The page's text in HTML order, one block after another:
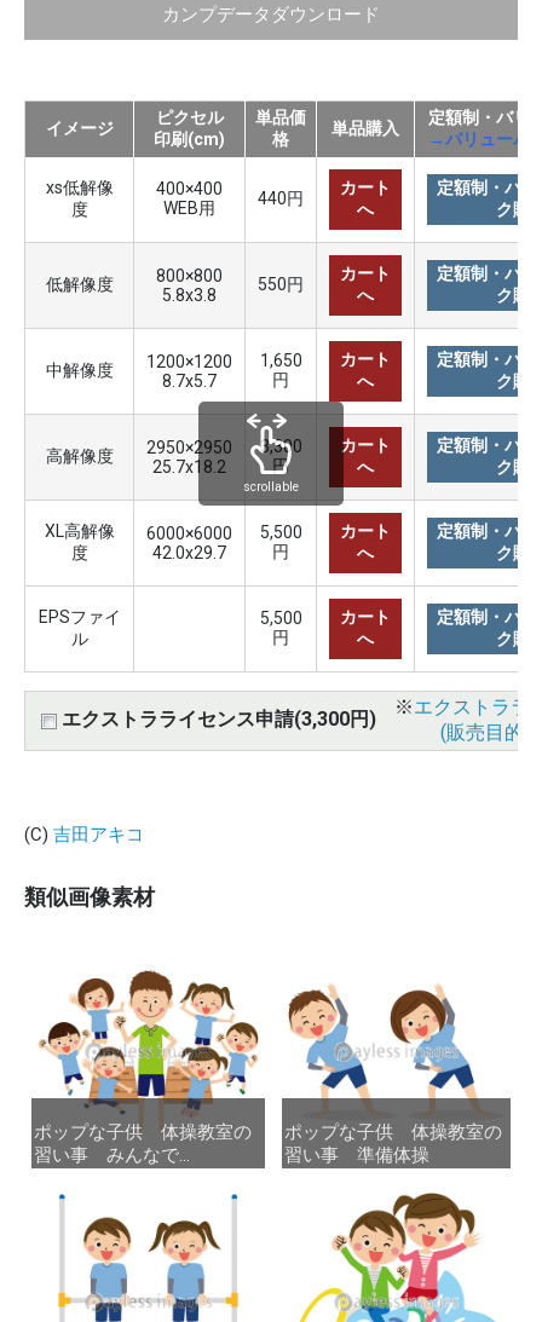
カンプデータダウンロード
イメージ
ピクセル
印刷(cm)
単品価
格
単品購入
定額制・バリ
→バリューパ
xs低解像
度
400×400
WEB用
440円
カート
へ
定額制・バ
ク購
低解像度
800×800
5.8x3.8
550円
カート
へ
定額制・バ
ク購
中解像度
1200×1200
8.7x5.7
1,650
円
カート
へ
定額制・バ
ク購
高解像度
2950×2950
25.7x18.2
3,300
円
カート
へ
定額制・バ
ク購
XL高解像
度
6000×6000
42.0x29.7
5,500
円
カート
へ
定額制・バ
ク購
EPSファイ
ル
5,500
円
カート
へ
定額制・バ
ク購
エクストラライセンス申請(3,300円)
※エクストララ
(販売目的
scrollable
(C) 吉田アキコ
類似画像素材
ポップな子供 体操教室の
習い事 みんなで...
ポップな子供 体操教室の
習い事 みんなで...
ポップな子供 体操教室の
習い事 準備体操
ポップな子供 体操教室の
習い事 準備体操